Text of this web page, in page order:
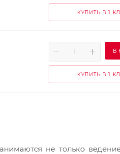
КУПИТЬ В 1
В
КУПИТЬ В 1
не только